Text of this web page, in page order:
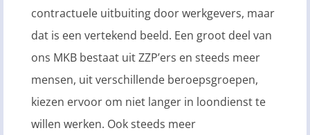
contractuele uitbuiting door werkgevers, maar
dat is een vertekend beeld. Een groot deel van
ons MKB bestaat uit ZZP’ers en steeds meer
mensen, uit verschillende beroepsgroepen,
kiezen ervoor om niet langer in loondienst te
willen werken. Ook steeds meer